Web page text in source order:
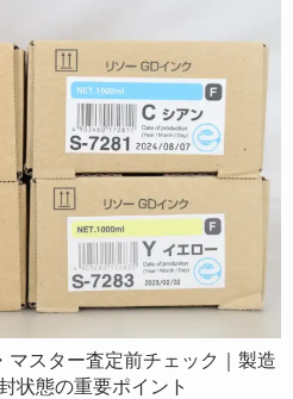
マスター査定前チェック｜製造
状態の重要ポイント